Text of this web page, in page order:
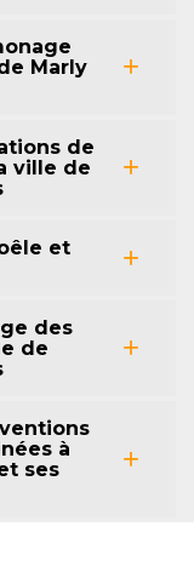
Marly
de
ville de
et
des
de
à
ses